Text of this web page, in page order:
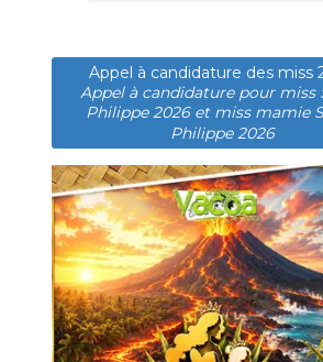
Appel à candidature des miss
Appel à candidature pour miss
Philippe 2026 et miss mamie
Philippe 2026